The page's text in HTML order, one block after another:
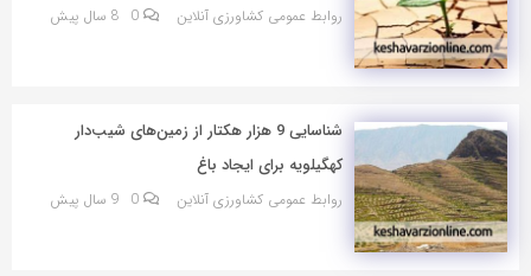
روابط عمومی کشاورزی آنلاین 0 8 سال پیش
شناسایی 9 هزار هکتار از زمین‌های شیب‌دار
کهگیلویه برای ایجاد باغ
روابط عمومی کشاورزی آنلاین 0 9 سال پیش